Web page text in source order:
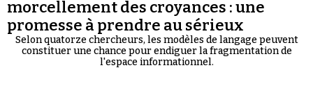
morcellement des croyances : une
promesse à prendre au sérieux
Selon quatorze chercheurs, les modèles de langage peuvent
constituer une chance pour endiguer la fragmentation de
l'espace informationnel.